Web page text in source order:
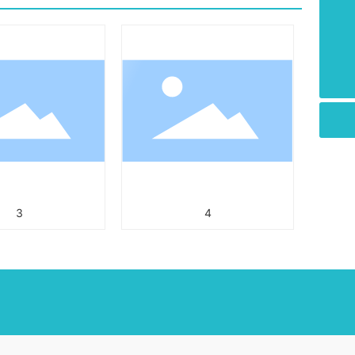
3 4
0510-88550090